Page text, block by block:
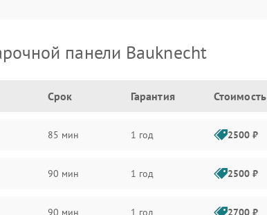
панели Bauknecht
Срок Гарантия Стоимость
85 мин 1 год 2500 ₽
90 мин 1 год 2500 ₽
90 мин 1 год 2700 ₽